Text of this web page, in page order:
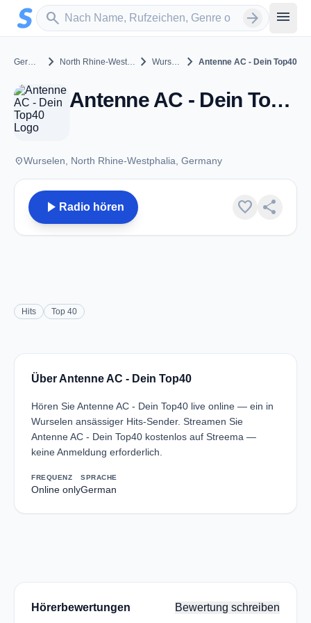
Zum Hauptinhalt springen
search
Sender suchen arrow_forward menu
Germany chevron_right North Rhine-Westphalia chevron_right Wurselen chevron_right Antenne AC - Dein Top40
Antenne AC - Dein Top40 - Wurselen
placeWurselen, North Rhine-Westphalia, Germany
play_arrow Radio hören favorite share
Hits Top 40
Über Antenne AC - Dein Top40
Hören Sie Antenne AC - Dein Top40 live online — ein in
Wurselen ansässiger Hits-Sender. Streamen Sie
Antenne AC - Dein Top40 kostenlos auf Streema —
keine Anmeldung erforderlich.
FREQUENZ
Online only
SPRACHE
German
Hörerbewertungen Bewertung schreiben